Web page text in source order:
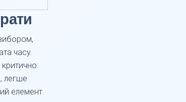
часу.
легше
елемент.